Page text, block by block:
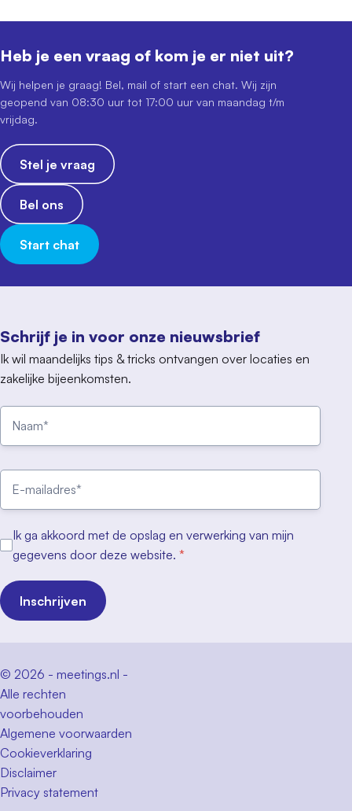
Schrijf je in voor onze nieuwsbrief
Ik wil maandelijks tips & tricks ontvangen over locaties en
zakelijke bijeenkomsten.
Ik ga akkoord met de opslag en verwerking van mijn
gegevens door deze website. *
Inschrijven
Heb je een vraag of kom je er niet uit?
Wij helpen je graag! Bel, mail of start een chat. Wij zijn
geopend van 08:30 uur tot 17:00 uur van maandag t/m
vrijdag.
Stel je vraag
Bel ons
Start chat
© 2026 - meetings.nl -
Alle rechten
voorbehouden
Algemene voorwaarden
Cookieverklaring
Disclaimer
Privacy statement